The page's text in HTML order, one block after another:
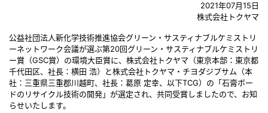
2021年07月15日
株式会社トクヤマ
公益社団法人新化学技術推進協会グリーン・サスティナブルケミストリ
ーネットワーク会議が選ぶ第20回グリーン・サスティナブルケミストリ
ー賞（GSC賞）の環境大臣賞に、株式会社トクヤマ（東京本部：東京都
千代田区、社長：横田 浩）と株式会社トクヤマ・チヨダジプサム（本
社：三重県三重郡川越町、社長：葛原 定幸、以下TCG）の「石膏ボー
ドのリサイクル技術の開発」が選定され、共同受賞しましたので、お知
らせいたします。